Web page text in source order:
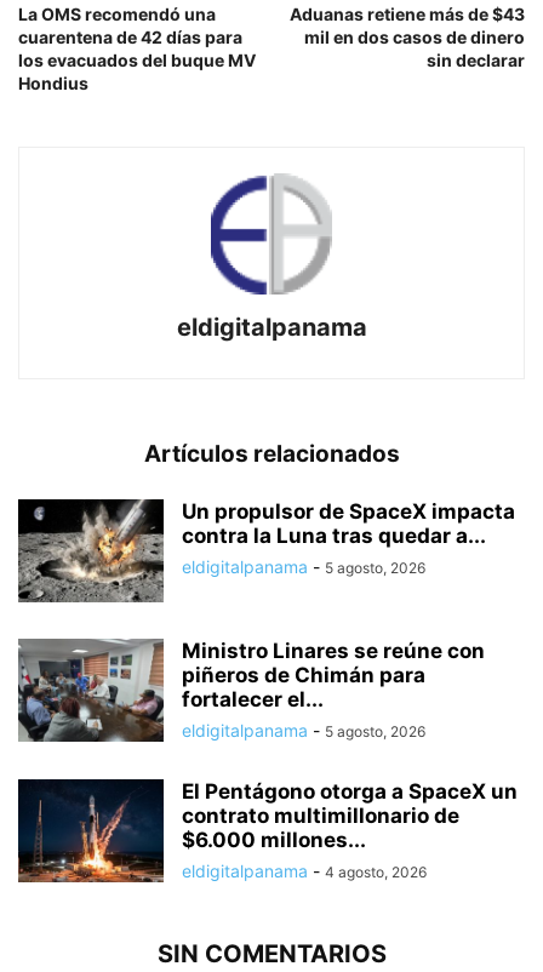
La OMS recomendó una
cuarentena de 42 días para
los evacuados del buque MV
Hondius
Aduanas retiene más de $43
mil en dos casos de dinero
sin declarar
eldigitalpanama
Artículos relacionados
Un propulsor de SpaceX impacta
contra la Luna tras quedar a...
eldigitalpanama - 5 agosto, 2026
Ministro Linares se reúne con
piñeros de Chimán para
fortalecer el...
eldigitalpanama - 5 agosto, 2026
El Pentágono otorga a SpaceX un
contrato multimillonario de
$6.000 millones...
eldigitalpanama - 4 agosto, 2026
SIN COMENTARIOS